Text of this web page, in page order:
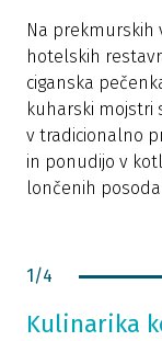
Na prekmurskih
hotelskih
ciganska
kuharski mojstri
v tradicionalno
in ponudijo v
lončenih
1/4
Kulinarika